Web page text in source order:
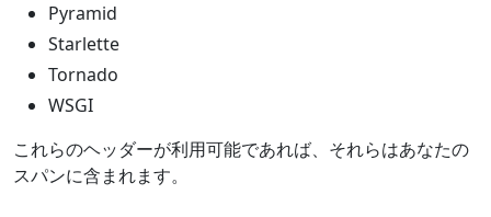
Pyramid
Starlette
Tornado
WSGI
これらのヘッダーが利用可能であれば、それらはあなたの
スパンに含まれます。